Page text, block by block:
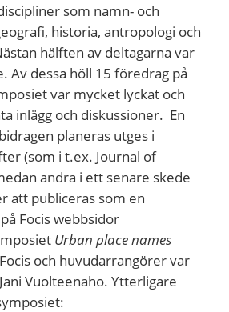
som namn- och
historia, antropologi och
hälften av deltagarna var
Av dessa höll 15 föredrag på
var mycket lyckat och
inlägg och diskussioner. En
planeras utges i
(som i t.ex. Journal of
andra i ett senare skede
att publiceras som en
Focis webbsidor
Urban place names
och huvudarrangörer var
Vuolteenaho. Ytterligare